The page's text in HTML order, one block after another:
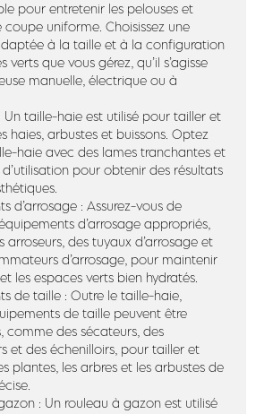
pour entretenir les pelouses et
coupe uniforme. Choisissez une
à la taille et à la configuration
verts que vous gérez, qu’il s’agisse
manuelle, électrique ou à
Un taille-haie est utilisé pour tailler et
haies, arbustes et buissons. Optez
haie avec des lames tranchantes et
pour obtenir des résultats
d’arrosage : Assurez-vous de
d’arrosage appropriés,
arroseurs, des tuyaux d’arrosage et
d’arrosage, pour maintenir
les espaces verts bien hydratés.
de taille : Outre le taille-haie,
de taille peuvent être
comme des sécateurs, des
et des échenilloirs, pour tailler et
plantes, les arbres et les arbustes de
: Un rouleau à gazon est utilisé